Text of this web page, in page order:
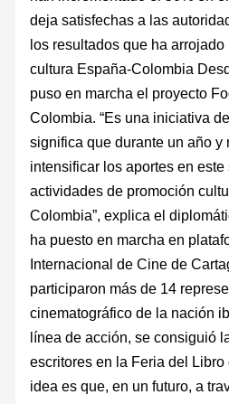
deja satisfechas a las
los resultados que ha
cultura España-Colombia
puso en marcha el proyecto
Colombia. “Es una iniciativa
significa que durante un año y
intensificar los aportes en este
actividades de promoción
Colombia”, explica el
ha puesto en marcha en
Internacional de Cine de
participaron más de 14
cinematográfico de la nación
línea de acción, se consiguió
escritores en la Feria del
idea es que, en un futuro, a